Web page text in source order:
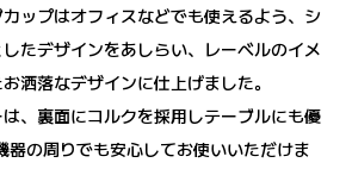
ップはオフィスなどでも使えるよう、シ
たデザインをあしらい、レーベルのイメ
洒落なデザインに仕上げました。
、裏面にコルクを採用しテーブルにも優
器の周りでも安心してお使いいただけま